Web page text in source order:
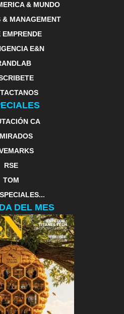
& MUNDO
& MANAGEMENT
EMPRENDE
E&N
CA
RSE
TOM
DEL MES